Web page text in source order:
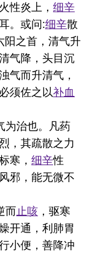
性炎上， 细辛
。或问:细辛散
阳之首，清气升
气降，头目沉
气而升清气，
须佐之以补血
为治也。凡药
，其疏散之力
寒， 细辛性
邪，能无微不
而 止咳 ，驱寒
开通，利肺胃
小便，善降冲